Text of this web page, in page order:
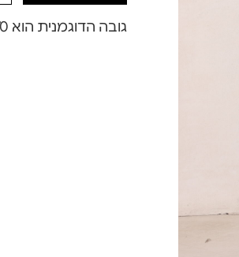
גובה הדוגמנית הוא 1.70 ס”מ והיא לובשת מידה XS / 25